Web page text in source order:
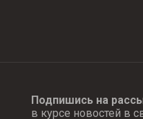
Подпишись на
в курсе новостей в